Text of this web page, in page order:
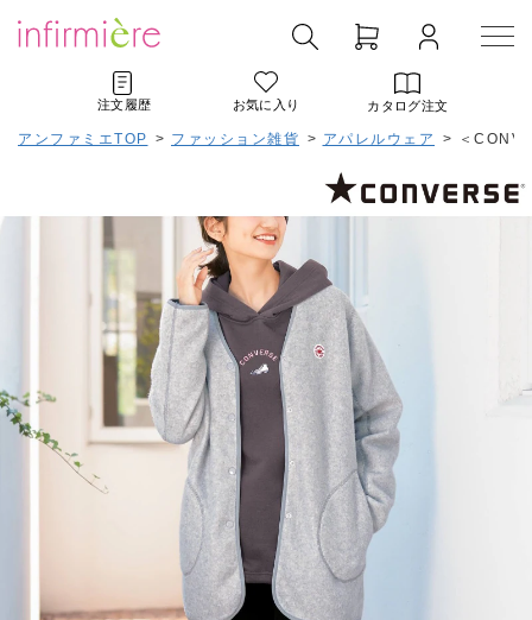
注文履歴 お気に入り カタログ注文
アンファミエTOP > ファッション雑貨 > アパレルウェア > ＜